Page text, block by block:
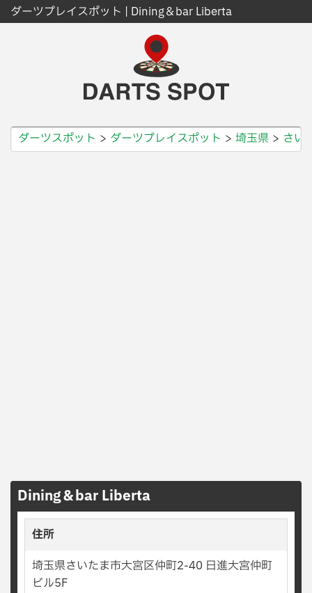
ダーツプレイスポット | Dining＆bar Liberta
ダーツスポット ダーツプレイスポット 埼玉県 さい
Dining＆bar Liberta
住所
埼玉県さいたま市大宮区仲町2-40 日進大宮仲町
ビル5F